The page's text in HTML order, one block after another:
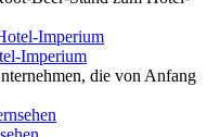
Imperium
die von Anfang